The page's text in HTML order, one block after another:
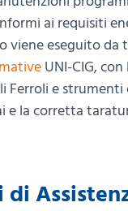
ai requisiti
viene eseguito da
UNI-CIG,
Ferroli e
e la corretta